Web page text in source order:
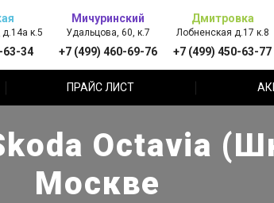
к.5
63-34
Мичуринский
Удальцова, 60, к.7
+7 (499) 460-69-76
Дмитровка
Лобненская д.17 к.8
+7 (499) 450-63-77
ПРАЙС ЛИСТ
Octavia
Москве